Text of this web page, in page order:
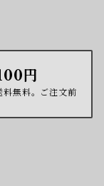
円
料無料。ご注文前